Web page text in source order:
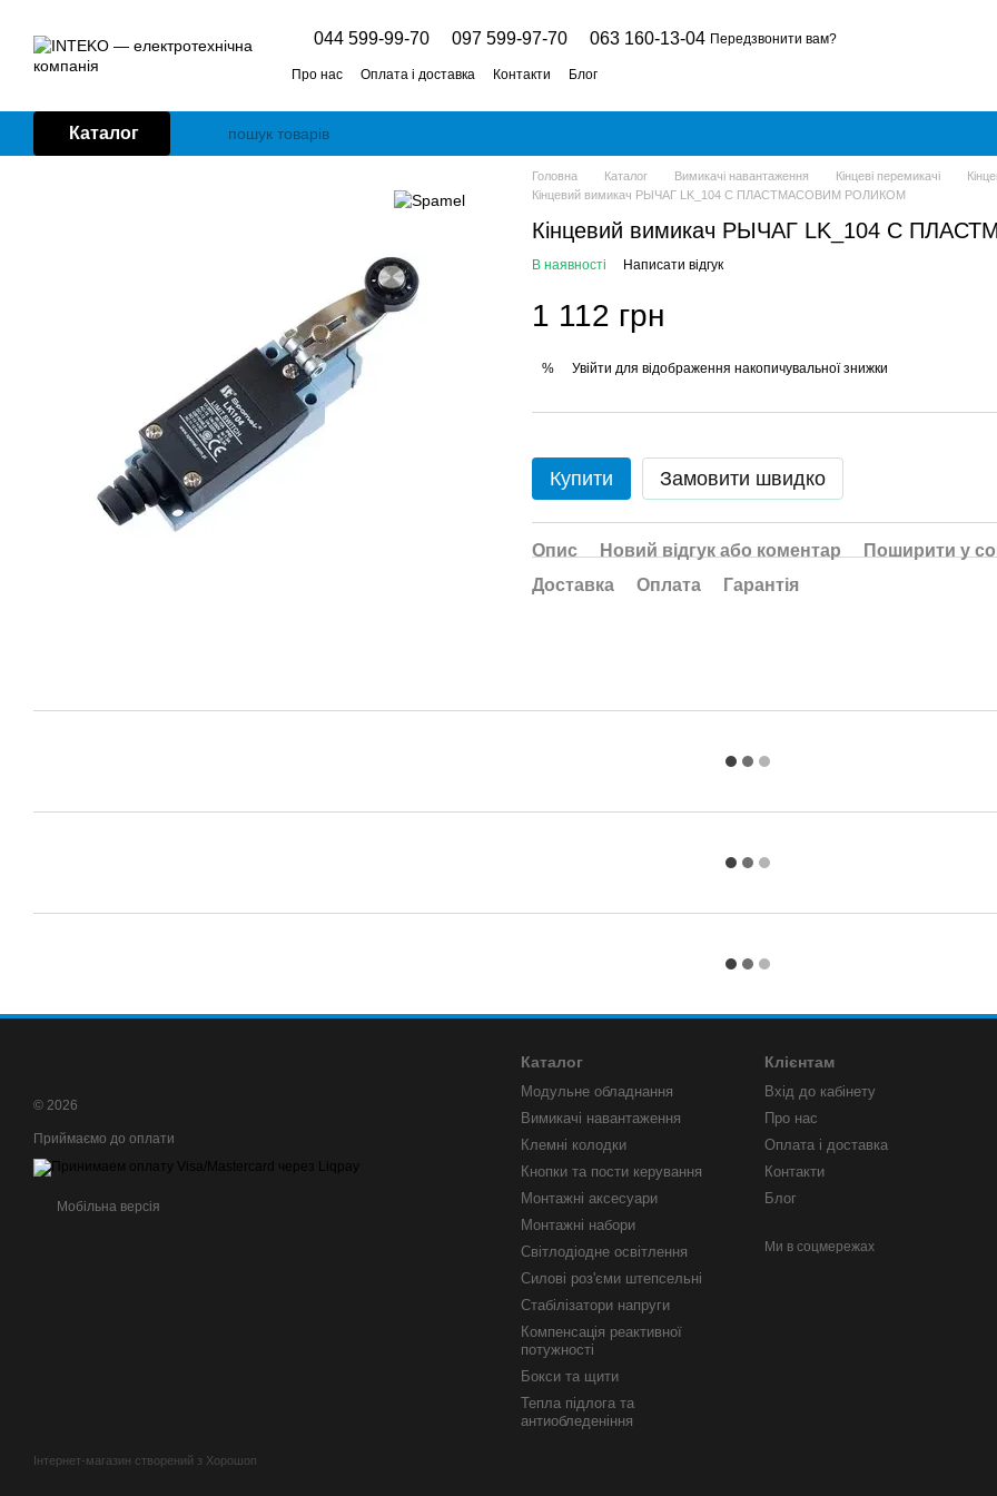
044 599-99-70 097 599-97-70 063 160-13-04 Передзвонити вам?
Про нас Оплата і доставка Контакти Блог
Каталог
Головна Каталог Вимикачі навантаження Кінцеві перемикачі
Кінцевий вимикач РЫЧАГ LK_104 С ПЛАСТМАСОВИМ РОЛИКОМ
Кінцевий вимикач РЫЧАГ LK_104 С
В наявності Написати відгук
1 112 грн
% Увійти для відображення накопичувальної знижки
Купити Замовити швидко
Опис Новий відгук або коментар
Поширити у
Доставка
Оплата Гарантія
© 2026
Приймаємо до оплати
Мобільна версія
Інтернет-магазин створений з Хорошоп
Каталог
Модульне обладнання
Вимикачі навантаження
Клемні колодки
Кнопки та пости керування
Монтажні аксесуари
Монтажні набори
Світлодіодне освітлення
Силові роз'єми штепсельні
Стабілізатори напруги
Компенсація реактивної
потужності
Бокси та щити
Тепла підлога та
антиобледеніння
Клієнтам
Вхід до кабінету
Про нас
Оплата і доставка
Контакти
Блог
Ми в соцмережах